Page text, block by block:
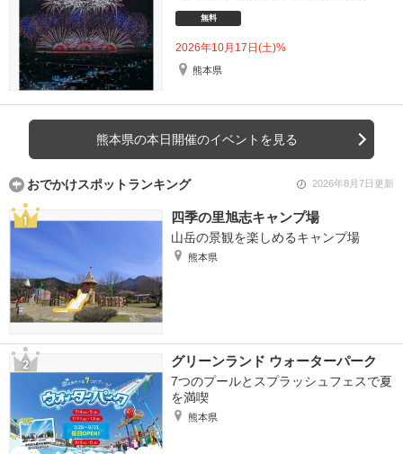
無料
2026年10月17日(土)%
熊本県
熊本県の本日開催のイベントを見る
おでかけスポットランキング 2026年8月7日更新
四季の里旭志キャンプ場
山岳の景観を楽しめるキャンプ場
熊本県
グリーンランド ウォーターパーク
7つのプールとスプラッシュフェスで夏
を満喫
熊本県